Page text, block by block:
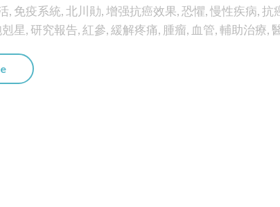
, 免疫系統,北川勛,增强抗癌效果,恐懼,慢性疾病,抗
星,研究報告,紅參,緩解疼痛, 腫瘤, 血管,輔助治療,